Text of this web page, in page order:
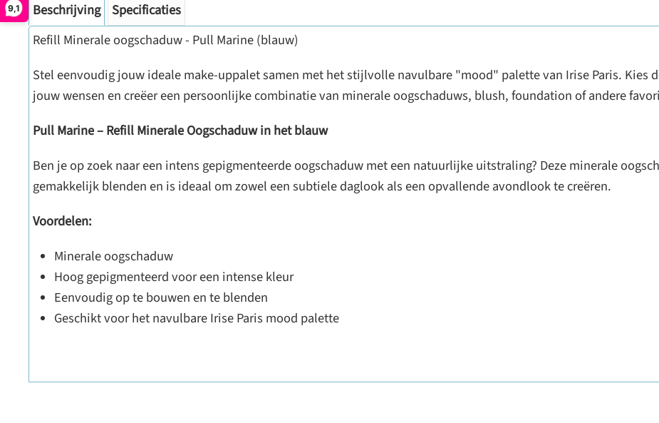
9,1 Beschrijving
Specificaties
Refill Minerale oogschaduw - Pull Marine (blauw)
Stel eenvoudig jouw ideale make-uppalet samen met het stijlvolle navulbare "mood" palette van Irise Paris. Kies
jouw wensen en creëer een persoonlijke combinatie van minerale oogschaduws, blush, foundation of andere
Pull Marine – Refill Minerale Oogschaduw in het blauw
Ben je op zoek naar een intens gepigmenteerde oogschaduw met een natuurlijke uitstraling? Deze minerale
gemakkelijk blenden en is ideaal om zowel een subtiele daglook als een opvallende avondlook te creëren.
Voordelen:
Minerale oogschaduw
Hoog gepigmenteerd voor een intense kleur
Eenvoudig op te bouwen en te blenden
Geschikt voor het navulbare Irise Paris mood palette